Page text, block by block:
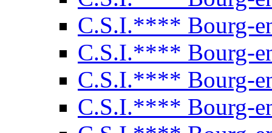
C.S.I.**** Bourg-
C.S.I.**** Bourg-
C.S.I.**** Bourg-
C.S.I.**** Bourg-